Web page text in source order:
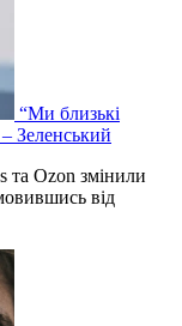
“Ми близькі
Зеленський
та Ozon змінили
від